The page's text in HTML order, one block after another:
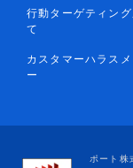
行動ターゲティン
て
カスタマーハラス
ー